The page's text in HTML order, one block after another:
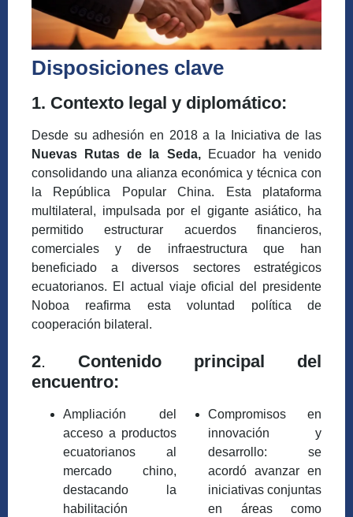
Disposiciones clave
1. Contexto legal y diplomático:
Desde su adhesión en 2018 a la Iniciativa de las
Nuevas Rutas de la Seda,Ecuador ha venido
consolidando una alianza económica y técnica con
la República Popular China. Esta plataforma
multilateral, impulsada por el gigante asiático, ha
permitido estructurar acuerdos financieros,
comerciales y de infraestructura que han
beneficiado a diversos sectores estratégicos
ecuatorianos. El actual viaje oficial del presidente
Noboa reafirma esta voluntad política de
cooperación bilateral.
2. Contenido principal del
encuentro:
Ampliación del
acceso a productos
ecuatorianos al
mercado chino,
destacando la
habilitación
Compromisos en
innovación y
desarrollo: se
acordó avanzar en
iniciativas conjuntas
en áreas como